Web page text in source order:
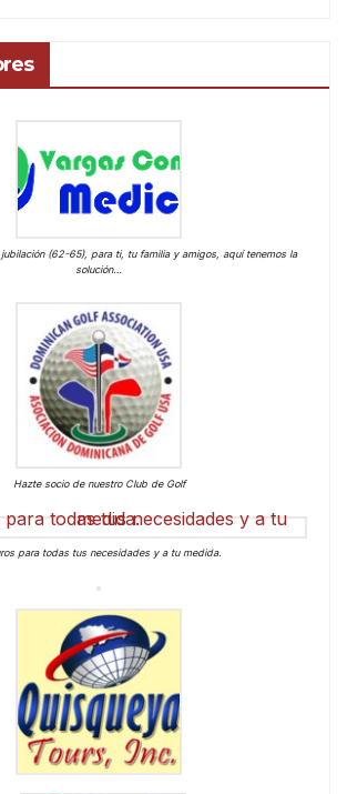
(62-65), para ti, tu familia y amigos, aquí tenemos la
solución…
Hazte socio de nuestro Club de Golf
para todas tus necesidades y a tu medida.